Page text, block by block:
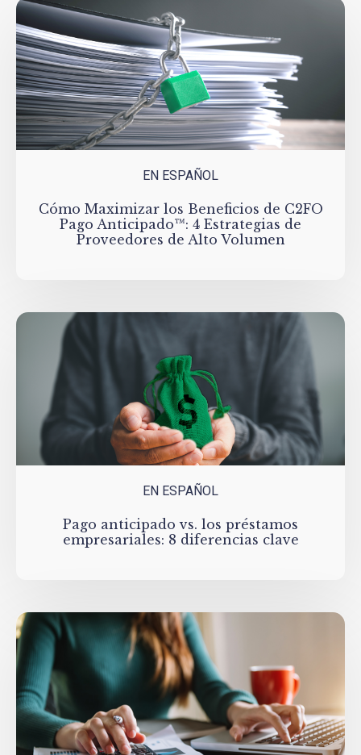
EN ESPAÑOL
Cómo Maximizar los Beneficios de C2FO
Pago Anticipado™: 4 Estrategias de
Proveedores de Alto Volumen
EN ESPAÑOL
Pago anticipado vs. los préstamos
empresariales: 8 diferencias clave